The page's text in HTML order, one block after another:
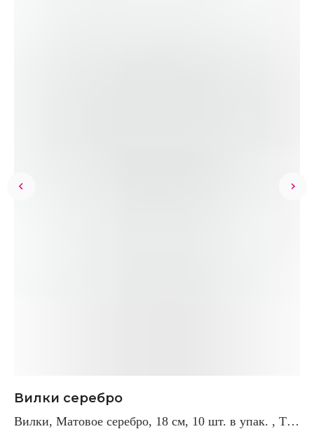
Вилки серебро
Вилки, Матовое серебро, 18 см, 10 шт. в упак. , ТМ